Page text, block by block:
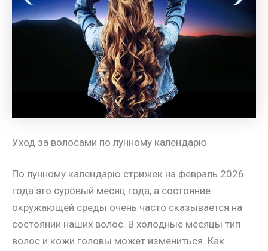
Уход за волосами по лунному календарю
По лунному календарю стрижек на февраль 2026
года это суровый месяц года, а состояние
окружающей среды очень часто сказывается на
состоянии наших волос. В холодные месяцы тип
волос и кожи головы может измениться. Как